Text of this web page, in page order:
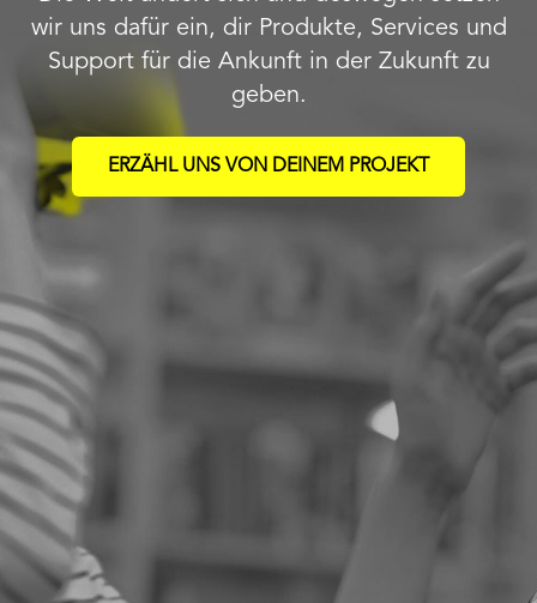
wir uns dafür ein, dir Produkte, Services und
Support für die Ankunft in der Zukunft zu
geben.
ERZÄHL UNS VON DEINEM PROJEKT